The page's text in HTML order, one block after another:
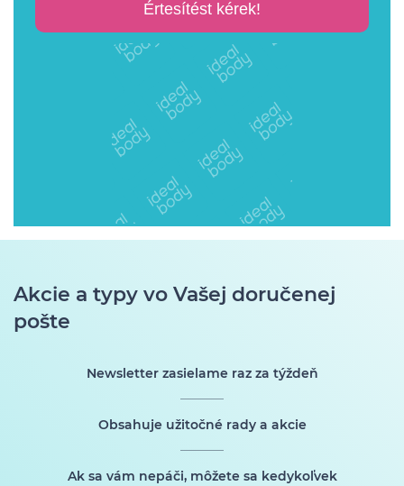
Akcie a typy vo Vašej doručenej
pošte
Newsletter zasielame raz za týždeň
Obsahuje užitočné rady a akcie
Ak sa vám nepáči, môžete sa kedykoľvek